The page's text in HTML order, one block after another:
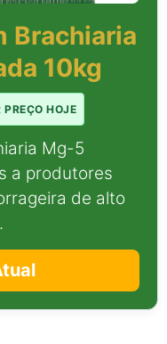
Brachiaria
10kg
PREÇO HOJE
Mg-5
a produtores
de alto